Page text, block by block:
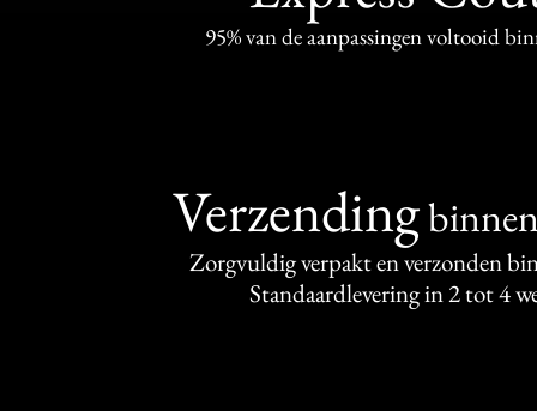
95% van de aanpassingen voltooid
Verzending
Zorgvuldig verpakt en verzonden
Standaardlevering in 2 tot 4